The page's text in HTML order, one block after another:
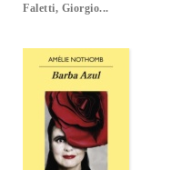
Faletti, Giorgio...